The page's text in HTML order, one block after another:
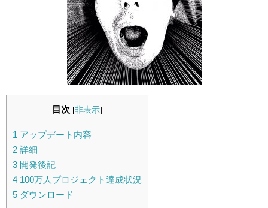
目次 [非表示]
1 アップデート内容
2 詳細
3 開発後記
4 100万人プロジェクト達成状況
5 ダウンロード